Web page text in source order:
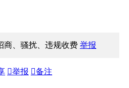
商、骚扰、违规收费举报
举报 备注